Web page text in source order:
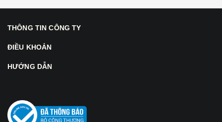
THÔNG TIN CÔNG TY
ĐIỀU KHOẢN
HƯỚNG DẪN